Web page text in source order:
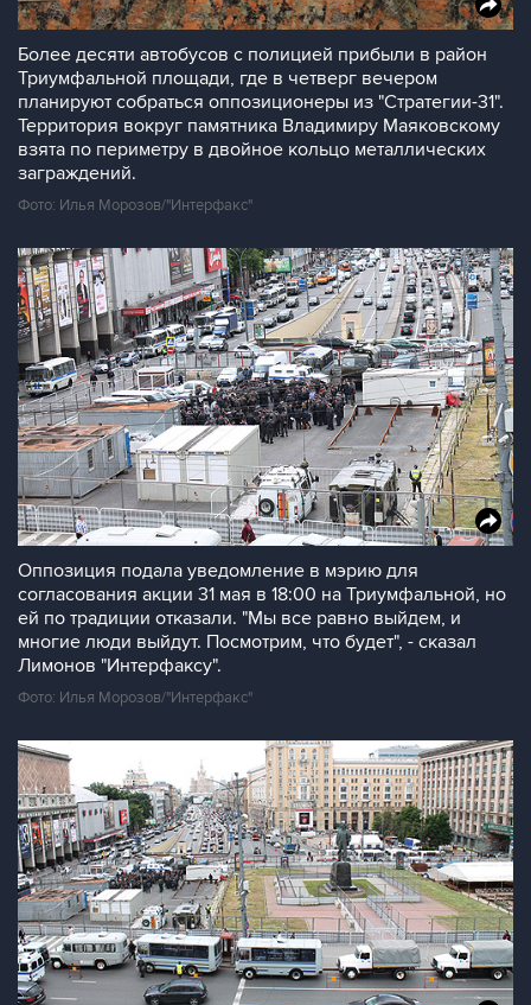
Более десяти автобусов с полицией прибыли в район
Триумфальной площади, где в четверг вечером
планируют собраться оппозиционеры из "Стратегии-31".
Территория вокруг памятника Владимиру Маяковскому
взята по периметру в двойное кольцо металлических
заграждений.
Фото: Илья Морозов/"Интерфакс"
Оппозиция подала уведомление в мэрию для
согласования акции 31 мая в 18:00 на Триумфальной, но
ей по традиции отказали. "Мы все равно выйдем, и
многие люди выйдут. Посмотрим, что будет", - сказал
Лимонов "Интерфаксу".
Фото: Илья Морозов/"Интерфакс"